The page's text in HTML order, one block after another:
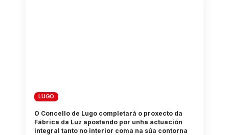
LUGO
O Concello de Lugo completará o proxecto da
Fábrica da Luz apostando por unha actuación
integral tanto no interior coma na súa contorna